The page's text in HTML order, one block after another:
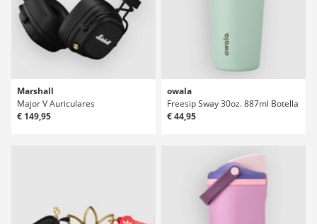
Marshall
Major V Auriculares
€ 149,95
owala
Freesip Sway 30oz. 887ml Botella
€ 44,95